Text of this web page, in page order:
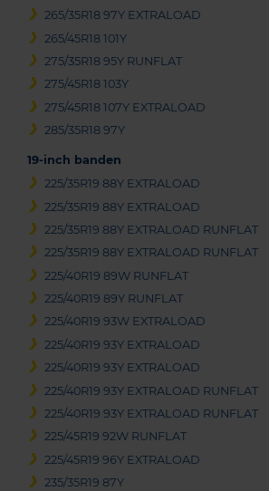
265/35R18 97Y EXTRALOAD
265/45R18 101Y
275/35R18 95Y RUNFLAT
275/45R18 103Y
275/45R18 107Y EXTRALOAD
285/35R18 97Y
19-inch banden
225/35R19 88Y EXTRALOAD
225/35R19 88Y EXTRALOAD
225/35R19 88Y EXTRALOAD RUNFLAT
225/35R19 88Y EXTRALOAD RUNFLAT
225/40R19 89W RUNFLAT
225/40R19 89Y RUNFLAT
225/40R19 93W EXTRALOAD
225/40R19 93Y EXTRALOAD
225/40R19 93Y EXTRALOAD
225/40R19 93Y EXTRALOAD RUNFLAT
225/40R19 93Y EXTRALOAD RUNFLAT
225/45R19 92W RUNFLAT
225/45R19 96Y EXTRALOAD
235/35R19 87Y